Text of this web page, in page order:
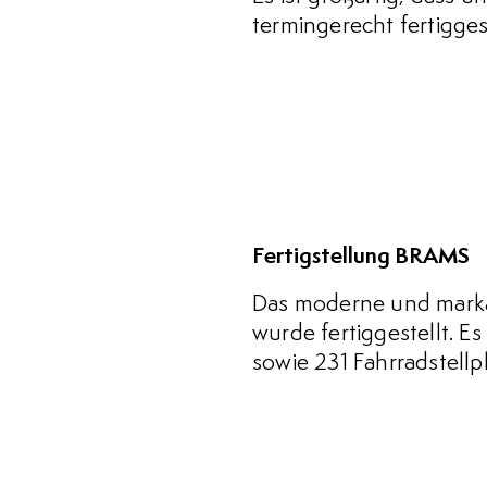
termingerecht
Fertigstellung BRAMS
Das moderne und
wurde fertiggestellt.
sowie 231